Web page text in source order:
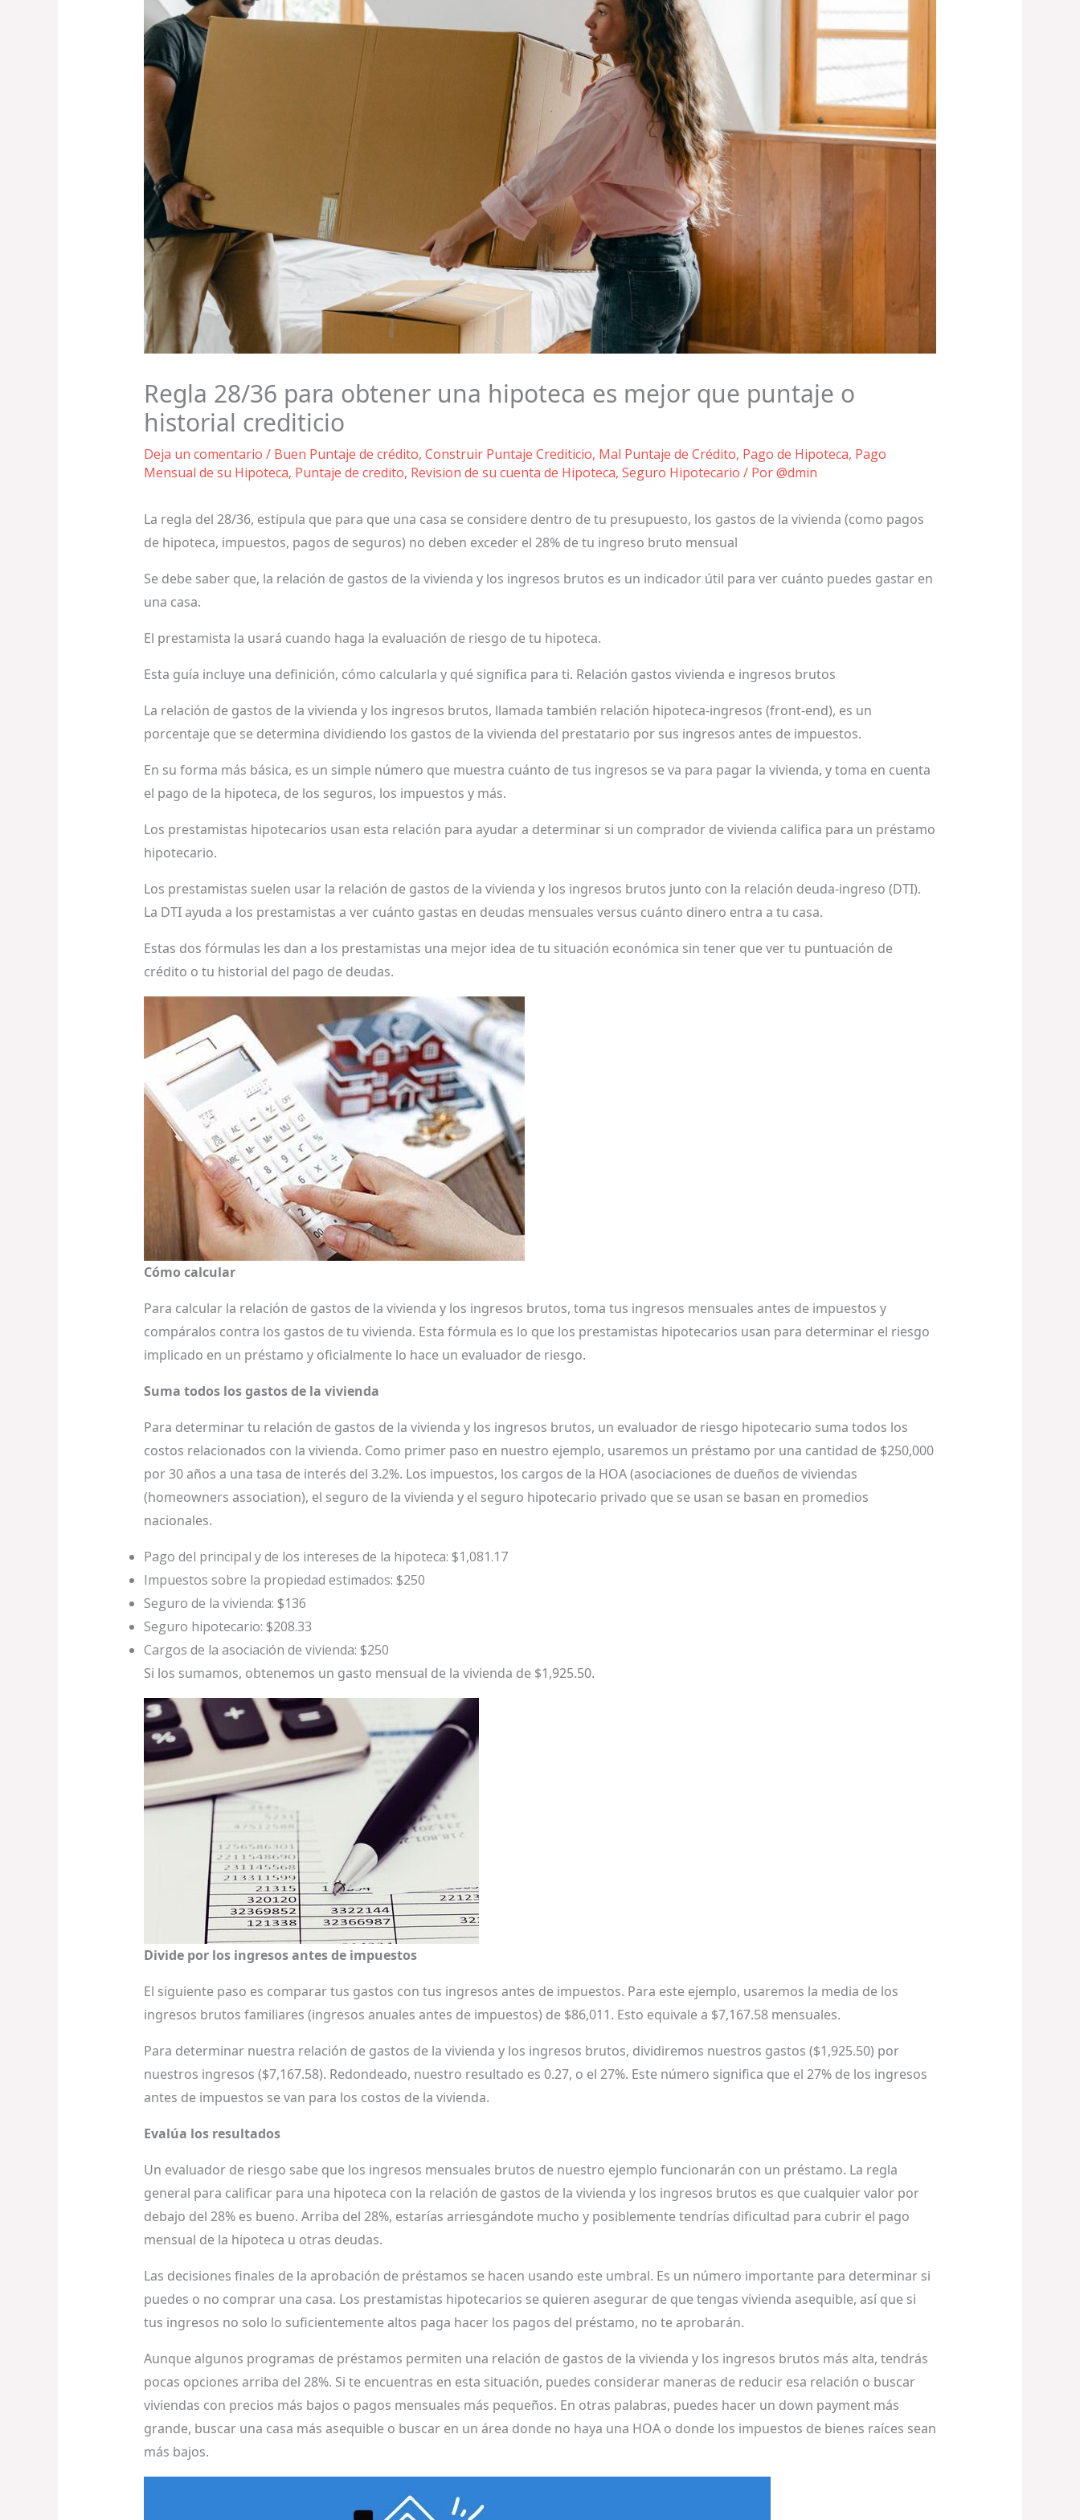
Regla 28/36 para obtener una hipoteca es mejor que puntaje o
historial crediticio
Deja un comentario / Buen Puntaje de crédito, Construir Puntaje Crediticio, Mal Puntaje de Crédito, Pago de Hipoteca, Pago
Mensual de su Hipoteca, Puntaje de credito, Revision de su cuenta de Hipoteca, Seguro Hipotecario / Por@dmin
La regla del 28/36, estipula que para que una casa se considere dentro de tu presupuesto, los gastos de la vivienda (como pagos
de hipoteca, impuestos, pagos de seguros) no deben exceder el 28% de tu ingreso bruto mensual
Se debe saber que, la relación de gastos de la vivienda y los ingresos brutos es un indicador útil para ver cuánto puedes gastar en
una casa.
El prestamista la usará cuando haga la evaluación de riesgo de tu hipoteca.
Esta guía incluye una definición, cómo calcularla y qué significa para ti. Relación gastos vivienda e ingresos brutos
La relación de gastos de la vivienda y los ingresos brutos, llamada también relación hipoteca-ingresos (front-end), es un
porcentaje que se determina dividiendo los gastos de la vivienda del prestatario por sus ingresos antes de impuestos.
En su forma más básica, es un simple número que muestra cuánto de tus ingresos se va para pagar la vivienda, y toma en cuenta
el pago de la hipoteca, de los seguros, los impuestos y más.
Los prestamistas hipotecarios usan esta relación para ayudar a determinar si un comprador de vivienda califica para un préstamo
hipotecario.
Los prestamistas suelen usar la relación de gastos de la vivienda y los ingresos brutos junto con la relación deuda-ingreso (DTI).
La DTI ayuda a los prestamistas a ver cuánto gastas en deudas mensuales versus cuánto dinero entra a tu casa.
Estas dos fórmulas les dan a los prestamistas una mejor idea de tu situación económica sin tener que ver tu puntuación de
crédito o tu historial del pago de deudas.
Cómo calcular
Para calcular la relación de gastos de la vivienda y los ingresos brutos, toma tus ingresos mensuales antes de impuestos y
compáralos contra los gastos de tu vivienda. Esta fórmula es lo que los prestamistas hipotecarios usan para determinar el riesgo
implicado en un préstamo y oficialmente lo hace un evaluador de riesgo.
Suma todos los gastos de la vivienda
Para determinar tu relación de gastos de la vivienda y los ingresos brutos, un evaluador de riesgo hipotecario suma todos los
costos relacionados con la vivienda. Como primer paso en nuestro ejemplo, usaremos un préstamo por una cantidad de $250,000
por 30 años a una tasa de interés del 3.2%. Los impuestos, los cargos de la HOA (asociaciones de dueños de viviendas
(homeowners association), el seguro de la vivienda y el seguro hipotecario privado que se usan se basan en promedios
nacionales.
Pago del principal y de los intereses de la hipoteca: $1,081.17
Impuestos sobre la propiedad estimados: $250
Seguro de la vivienda: $136
Seguro hipotecario: $208.33
Cargos de la asociación de vivienda: $250
Si los sumamos, obtenemos un gasto mensual de la vivienda de $1,925.50.
Divide por los ingresos antes de impuestos
El siguiente paso es comparar tus gastos con tus ingresos antes de impuestos. Para este ejemplo, usaremos la media de los
ingresos brutos familiares (ingresos anuales antes de impuestos) de $86,011. Esto equivale a $7,167.58 mensuales.
Para determinar nuestra relación de gastos de la vivienda y los ingresos brutos, dividiremos nuestros gastos ($1,925.50) por
nuestros ingresos ($7,167.58). Redondeado, nuestro resultado es 0.27, o el 27%. Este número significa que el 27% de los ingresos
antes de impuestos se van para los costos de la vivienda.
Evalúa los resultados
Un evaluador de riesgo sabe que los ingresos mensuales brutos de nuestro ejemplo funcionarán con un préstamo. La regla
general para calificar para una hipoteca con la relación de gastos de la vivienda y los ingresos brutos es que cualquier valor por
debajo del 28% es bueno. Arriba del 28%, estarías arriesgándote mucho y posiblemente tendrías dificultad para cubrir el pago
mensual de la hipoteca u otras deudas.
Las decisiones finales de la aprobación de préstamos se hacen usando este umbral. Es un número importante para determinar si
puedes o no comprar una casa. Los prestamistas hipotecarios se quieren asegurar de que tengas vivienda asequible, así que si
tus ingresos no solo lo suficientemente altos paga hacer los pagos del préstamo, no te aprobarán.
Aunque algunos programas de préstamos permiten una relación de gastos de la vivienda y los ingresos brutos más alta, tendrás
pocas opciones arriba del 28%. Si te encuentras en esta situación, puedes considerar maneras de reducir esa relación o buscar
viviendas con precios más bajos o pagos mensuales más pequeños. En otras palabras, puedes hacer un down payment más
grande, buscar una casa más asequible o buscar en un área donde no haya una HOA o donde los impuestos de bienes raíces sean
más bajos.